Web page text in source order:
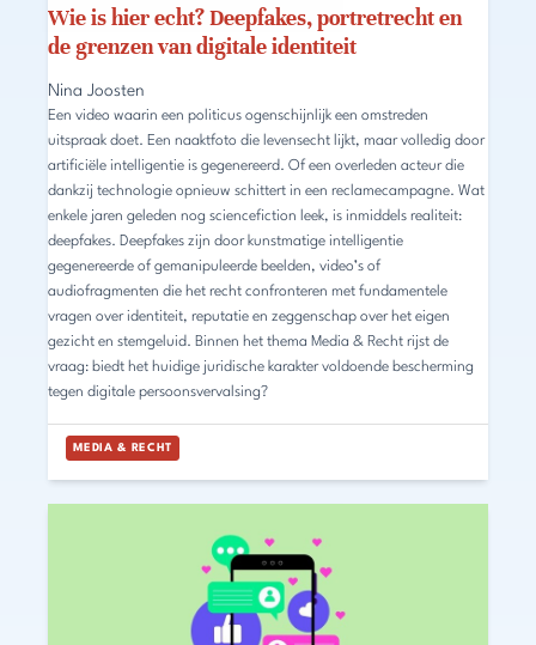
Wie is hier echt? Deepfakes, portretrecht en
de grenzen van digitale identiteit
Nina Joosten
Een video waarin een politicus ogenschijnlijk een omstreden
uitspraak doet. Een naaktfoto die levensecht lijkt, maar volledig door
artificiële intelligentie is gegenereerd. Of een overleden acteur die
dankzij technologie opnieuw schittert in een reclamecampagne. Wat
enkele jaren geleden nog sciencefiction leek, is inmiddels realiteit:
deepfakes. Deepfakes zijn door kunstmatige intelligentie
gegenereerde of gemanipuleerde beelden, video’s of
audiofragmenten die het recht confronteren met fundamentele
vragen over identiteit, reputatie en zeggenschap over het eigen
gezicht en stemgeluid. Binnen het thema Media & Recht rijst de
vraag: biedt het huidige juridische karakter voldoende bescherming
tegen digitale persoonsvervalsing?
MEDIA & RECHT